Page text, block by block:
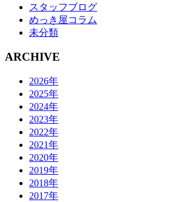
スタッフブログ
めっき屋コラム
未分類
ARCHIVE
2026年
2025年
2024年
2023年
2022年
2021年
2020年
2019年
2018年
2017年